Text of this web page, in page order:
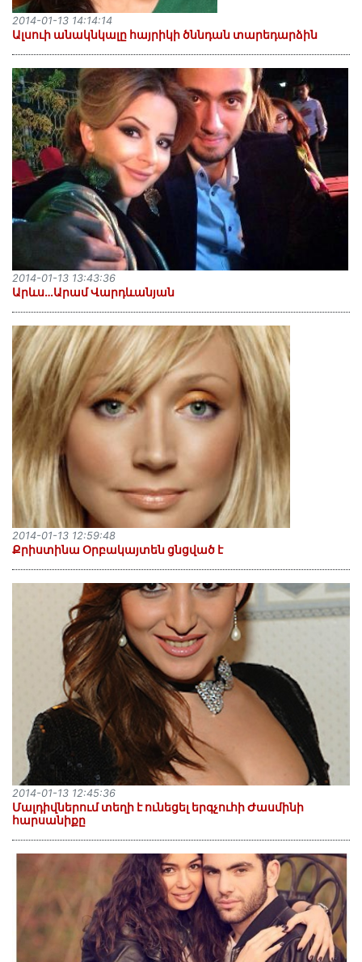
Ալսուի անակնկալը հայրիկի ծննդան տարեդարձին
2014-01-13 14:14:14
Արևս…Արամ Վարդևանյան
2014-01-13 13:43:36
Քրիստինա Օրբակայտեն ցնցված է
2014-01-13 12:59:48
Մալդիվներում տեղի է ունեցել երգչուհի Ժասմինի
հարսանիքը
2014-01-13 12:45:36